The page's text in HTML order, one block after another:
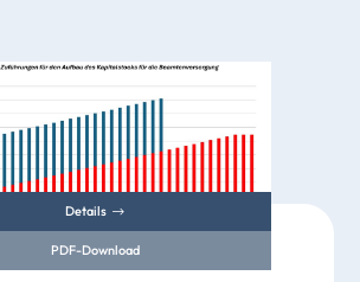
Details
PDF-Download